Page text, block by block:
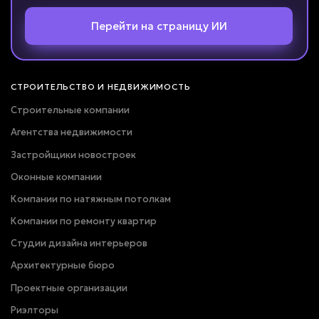
Перейти на страницу ИИ
СТРОИТЕЛЬСТВО И НЕДВИЖИМОСТЬ
Строительные компании
Агентства недвижимости
Застройщики новостроек
Оконные компании
Компании по натяжным потолкам
Компании по ремонту квартир
Студии дизайна интерьеров
Архитектурные бюро
Проектные организации
Риэлторы